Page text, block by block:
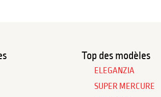
Top des modèles
ELEGANZIA
SUPER MERCURE